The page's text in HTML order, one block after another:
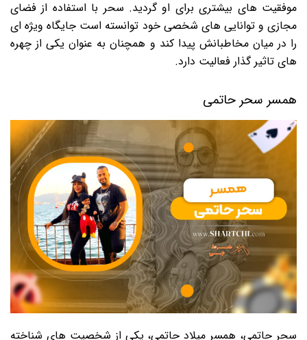
موفقیت های بیشتری برای او گردید. سحر با استفاده از فضای
مجازی و توانایی های شخصی خود توانسته است جایگاه ویژه ای
را در میان مخاطبانش پیدا کند و همچنان به عنوان یکی از چهره
های تاثیر گذار فعالیت دارد.
همسر سحر حاتمی
سحر حاتمی، همسر میلاد حاتمی، یکی از شخصیت های شناخته